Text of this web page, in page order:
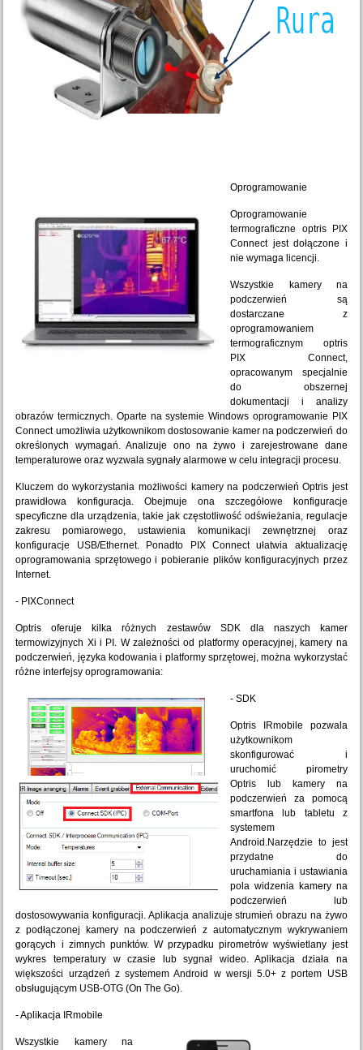
Oprogramowanie
Oprogramowanie
termograficzne optris PIX
Connect jest dołączone i
nie wymaga licencji.
Wszystkie kamery na
podczerwień są
dostarczane z
oprogramowaniem
termograficznym optris
PIX Connect,
opracowanym specjalnie
do obszernej
dokumentacji i analizy
obrazów termicznych. Oparte na systemie Windows oprogramowanie PIX
Connect umożliwia użytkownikom dostosowanie kamer na podczerwień do
określonych wymagań. Analizuje ono na żywo i zarejestrowane dane
temperaturowe oraz wyzwala sygnały alarmowe w celu integracji procesu.
Kluczem do wykorzystania możliwości kamery na podczerwień Optris jest
prawidłowa konfiguracja. Obejmuje ona szczegółowe konfiguracje
specyficzne dla urządzenia, takie jak częstotliwość odświeżania, regulacje
zakresu pomiarowego, ustawienia komunikacji zewnętrznej oraz
konfiguracje USB/Ethernet. Ponadto PIX Connect ułatwia aktualizację
oprogramowania sprzętowego i pobieranie plików konfiguracyjnych przez
Internet.
- PIXConnect
Optris oferuje kilka różnych zestawów SDK dla naszych kamer
termowizyjnych Xi i PI. W zależności od platformy operacyjnej, kamery na
podczerwień, języka kodowania i platformy sprzętowej, można wykorzystać
różne interfejsy oprogramowania:
- SDK
Optris IRmobile pozwala
użytkownikom
skonfigurować i
uruchomić pirometry
Optris lub kamery na
podczerwień za pomocą
smartfona lub tabletu z
systemem
Android.Narzędzie to jest
przydatne do
uruchamiania i ustawiania
pola widzenia kamery na
podczerwień lub
dostosowywania konfiguracji. Aplikacja analizuje strumień obrazu na żywo
z podłączonej kamery na podczerwień z automatycznym wykrywaniem
gorących i zimnych punktów. W przypadku pirometrów wyświetlany jest
wykres temperatury w czasie lub sygnał wideo. Aplikacja działa na
większości urządzeń z systemem Android w wersji 5.0+ z portem USB
obsługującym USB-OTG (On The Go).
- Aplikacja IRmobile
Wszystkie kamery na